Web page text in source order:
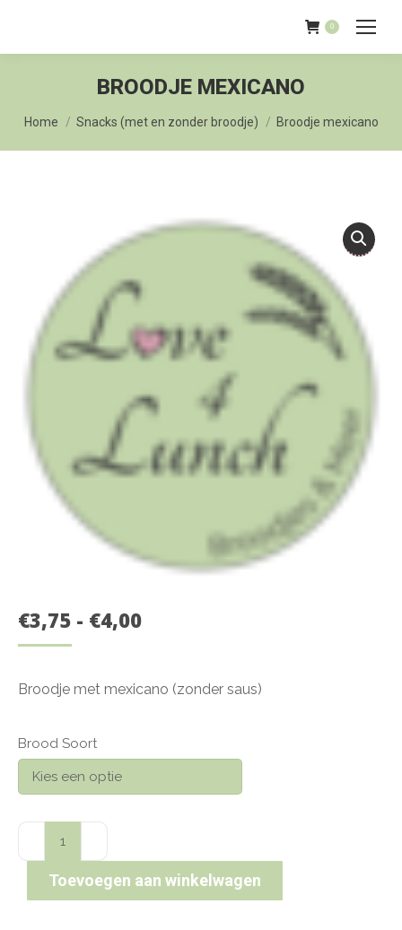
0
BROODJE MEXICANO
Je bent hier:
Home Snacks (met en zonder broodje) Broodje mexicano
€3,75 - €4,00PRIJSKLASSE:
€4,00
Broodje met mexicano (zonder saus)
Brood Soort
aantalToevoegen aan winkelwagen